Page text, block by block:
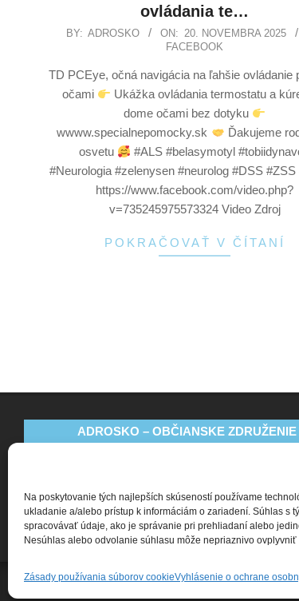
Na poskytovanie tých najlepších skúseností používame
ukladanie a/alebo prístup k informáciám o zariadení. Súhlas s
spracovávať údaje, ako je správanie pri prehliadaní alebo
Nesúhlas alebo odvolanie súhlasu môže nepriaznivo
Zásady používania súborov cookieVyhlásenie o ochrane
ovládania te…
BY: ADROSKO ON: 20. NOVEMBRA 2025
FACEBOOK
TD PCEye, očná navigácia na ľahšie ovládanie
očami
Ukážka ovládania termostatu a
dome očami bez dotyku
wwww.specialnepomocky.sk
Ďakujeme
osvetu
#ALS #belasymotyl
#Neurologia #zelenysen #neurolog #DSS
https://www.facebook.com/video.php?
v=735245975573324 Video Zdroj
POKRAČOVAŤ V ČÍTANÍ
ADROSKO – OBČIANSKE ZDRUŽENIE
+421 911 135 252
oz@adrosko.sk